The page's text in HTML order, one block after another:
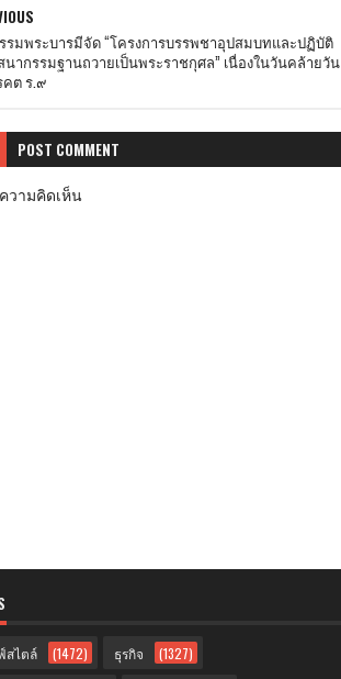
รมพระบารมีจัด “โครงการบรรพชาอุปสมบทและปฏิบัติ
นากรรมฐานถวายเป็นพระราชกุศล” เนื่องในวันคล้ายวัน
คต ร.๙
POST COMMENT
วามคิดเห็น
สไตล์ (1472) ธุรกิจ (1327)